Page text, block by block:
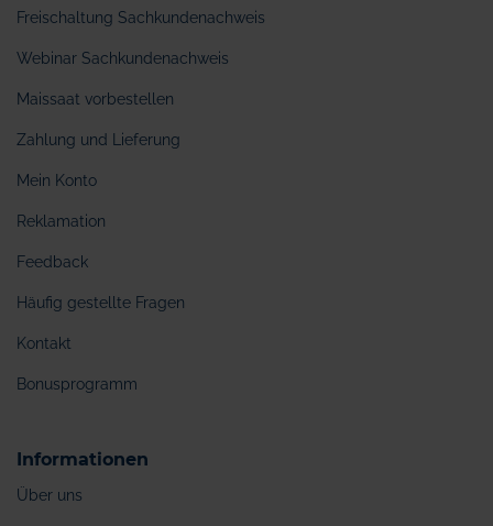
Freischaltung Sachkundenachweis
Webinar Sachkundenachweis
Maissaat vorbestellen
Zahlung und Lieferung
Mein Konto
Reklamation
Feedback
Häufig gestellte Fragen
Kontakt
Bonusprogramm
Informationen
Über uns